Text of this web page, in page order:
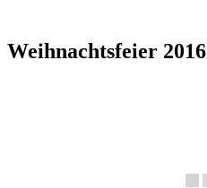
Weihnachtsfeier 2016